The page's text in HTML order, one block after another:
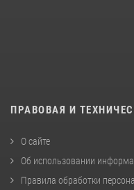
ПРАВОВАЯ И
О сайте
Об использовании
Правила обработки